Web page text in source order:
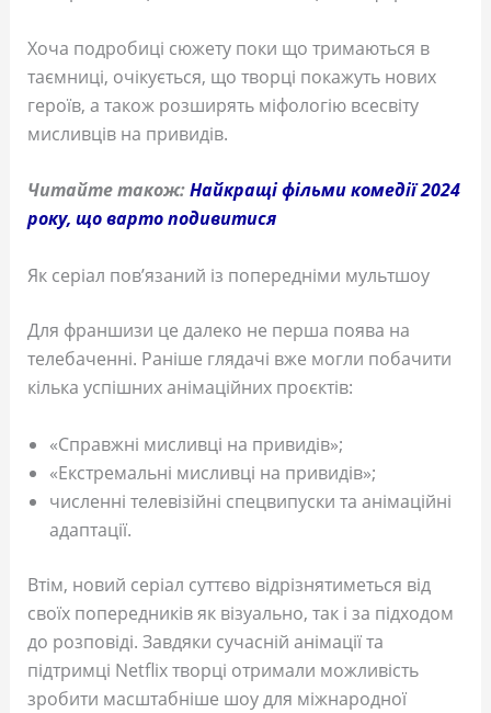
Хоча подробиці сюжету поки що тримаються в
таємниці, очікується, що творці покажуть нових
героїв, а також розширять міфологію всесвіту
мисливців на привидів.
Читайте також:Найкращі фільми комедії 2024
року, що варто подивитися
Як серіал пов’язаний із попередніми мультшоу
Для франшизи це далеко не перша поява на
телебаченні. Раніше глядачі вже могли побачити
кілька успішних анімаційних проєктів:
«Справжні мисливці на привидів»;
«Екстремальні мисливці на привидів»;
численні телевізійні спецвипуски та анімаційні
адаптації.
Втім, новий серіал суттєво відрізнятиметься від
своїх попередників як візуально, так і за підходом
до розповіді. Завдяки сучасній анімації та
підтримці Netflix творці отримали можливість
зробити масштабніше шоу для міжнародної